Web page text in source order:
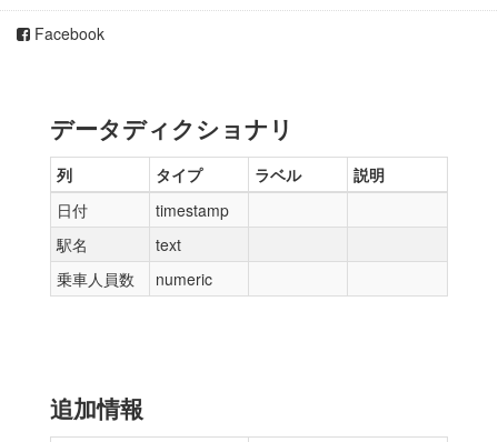
Facebook
データディクショナリ
列 タイプ ラベル
説明
日付
timestamp
駅名
text
乗車人員数
numeric
追加情報